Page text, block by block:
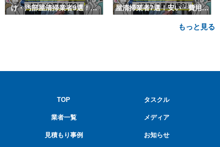
け・汚部屋清掃業者9選！安
屋清掃業者7選！安い・費用相
もっと見る
TOP
業者一覧
見積もり事例
タスクル
メディア
お知らせ